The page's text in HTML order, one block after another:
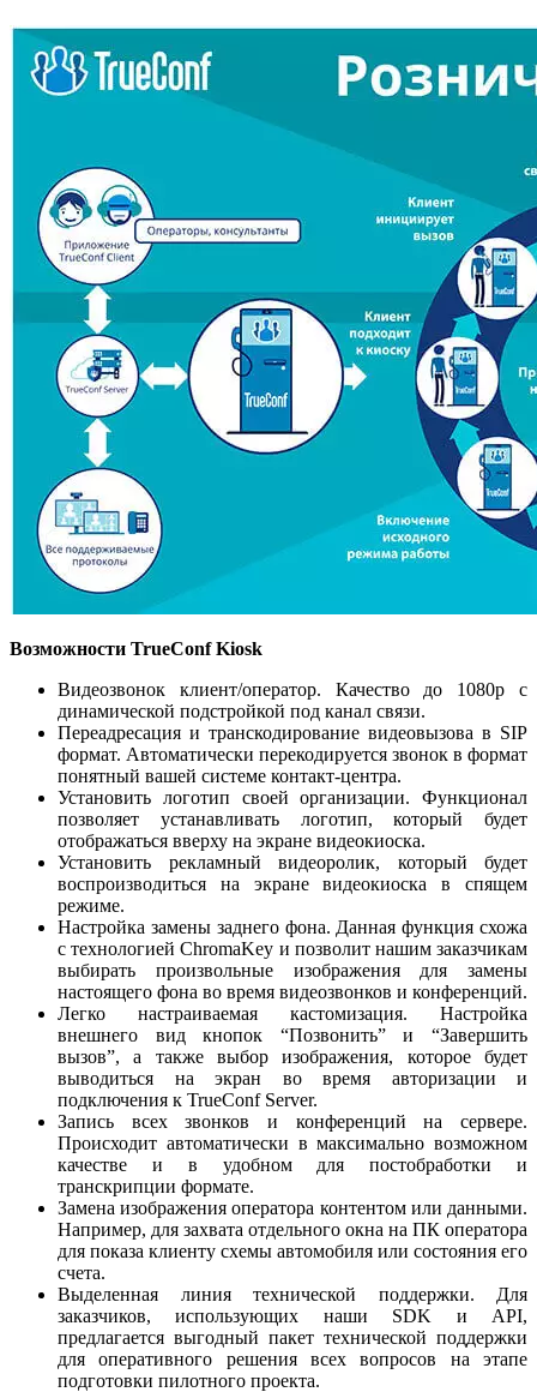
Возможности TrueConf Kiosk
Видеозвонок клиент/оператор. Качество до 1080p с
динамической подстройкой под канал связи.
Переадресация и транскодирование видеовызова в SIP
формат. Автоматически перекодируется звонок в формат
понятный вашей системе контакт-центра.
Установить логотип своей организации. Функционал
позволяет устанавливать логотип, который будет
отображаться вверху на экране видеокиоска.
Установить рекламный видеоролик, который будет
воспроизводиться на экране видеокиоска в спящем
режиме.
Настройка замены заднего фона. Данная функция схожа
с технологией ChromaKey и позволит нашим заказчикам
выбирать произвольные изображения для замены
настоящего фона во время видеозвонков и конференций.
Легко настраиваемая кастомизация. Настройка
внешнего вид кнопок “Позвонить” и “Завершить
вызов”, а также выбор изображения, которое будет
выводиться на экран во время авторизации и
подключения к TrueConf Server.
Запись всех звонков и конференций на сервере.
Происходит автоматически в максимально возможном
качестве и в удобном для постобработки и
транскрипции формате.
Замена изображения оператора контентом или данными.
Например, для захвата отдельного окна на ПК оператора
для показа клиенту схемы автомобиля или состояния его
счета.
Выделенная линия технической поддержки. Для
заказчиков, использующих наши SDK и API,
предлагается выгодный пакет технической поддержки
для оперативного решения всех вопросов на этапе
подготовки пилотного проекта.